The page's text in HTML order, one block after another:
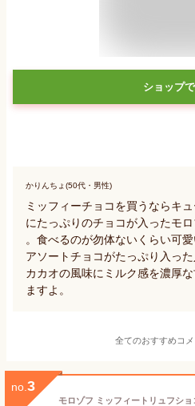
ショップ
かりんちょ(50代・男性)
ミッフィーチョコを買うならキ
にたっぷりのチョコが入ったモ
。食べるのが勿体ないくらい可
アソートチョコがたっぷり入っ
カカオの風味にミルク感を濃厚
ますよ。
全てのおすすめコメ
no. 3